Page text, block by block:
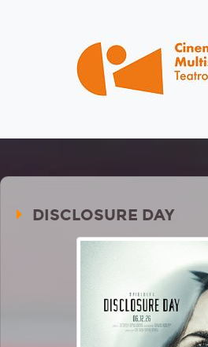
DISCLOSURE DAY